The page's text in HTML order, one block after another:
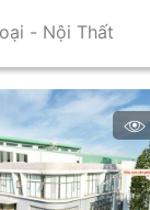
- Nội Thất